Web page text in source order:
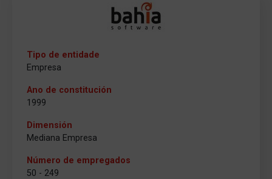
Tipo de entidade
Empresa
Ano de constitución
1999
Dimensión
Mediana Empresa
Número de empregados
50 - 249